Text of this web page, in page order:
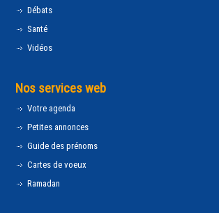
Débats
Santé
Vidéos
Nos services web
Votre agenda
Petites annonces
Guide des prénoms
Cartes de voeux
Ramadan